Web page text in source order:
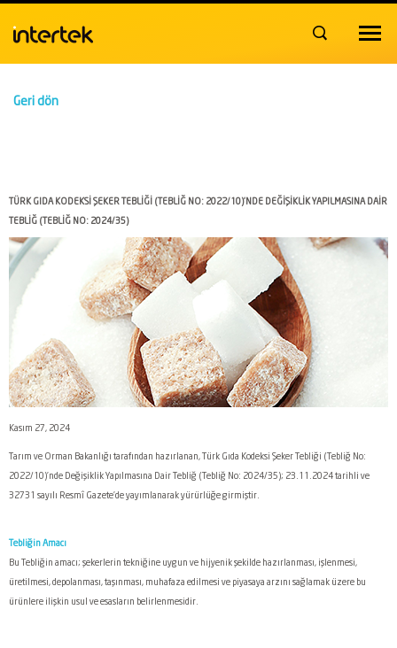
Toggle
Geri dön
TÜRK GIDA KODEKSİ ŞEKER TEBLİĞİ (TEBLİĞ NO: 2022/10)’NDE DEĞİŞİKLİK YAPILMASINA DAİR
TEBLİĞ (TEBLİĞ NO: 2024/35)
Kasım 27, 2024
Tarım ve Orman Bakanlığı tarafından hazırlanan, Türk Gıda Kodeksi Şeker Tebliği (Tebliğ No:
2022/10)’nde Değişiklik Yapılmasına Dair Tebliğ (Tebliğ No: 2024/35); 23.11.2024 tarihli ve
32731 sayılı Resmî Gazete’de yayımlanarak yürürlüğe girmiştir.
Tebliğin Amacı
Bu Tebliğin amacı; şekerlerin tekniğine uygun ve hijyenik şekilde hazırlanması, işlenmesi,
üretilmesi, depolanması, taşınması, muhafaza edilmesi ve piyasaya arzını sağlamak üzere bu
ürünlere ilişkin usul ve esasların belirlenmesidir.